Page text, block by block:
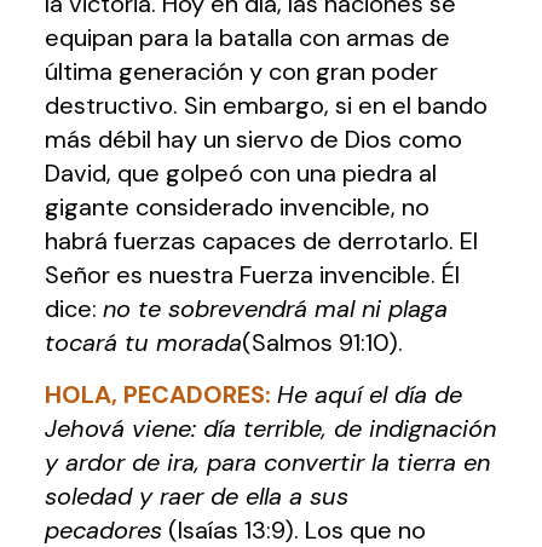
equipan para la batalla con armas de
última generación y con gran poder
destructivo. Sin embargo, si en el bando
más débil hay un siervo de Dios como
David, que golpeó con una piedra al
gigante considerado invencible, no
habrá fuerzas capaces de derrotarlo. El
Señor es nuestra Fuerza invencible. Él
dice: no te sobrevendrá mal ni plaga
tocará tu morada(Salmos 91:10).
HOLA, PECADORES: He aquí el día de
Jehová viene: día terrible, de indignación
y ardor de ira, para convertir la tierra en
soledad y raer de ella a sus
pecadores(Isaías 13:9). Los que no